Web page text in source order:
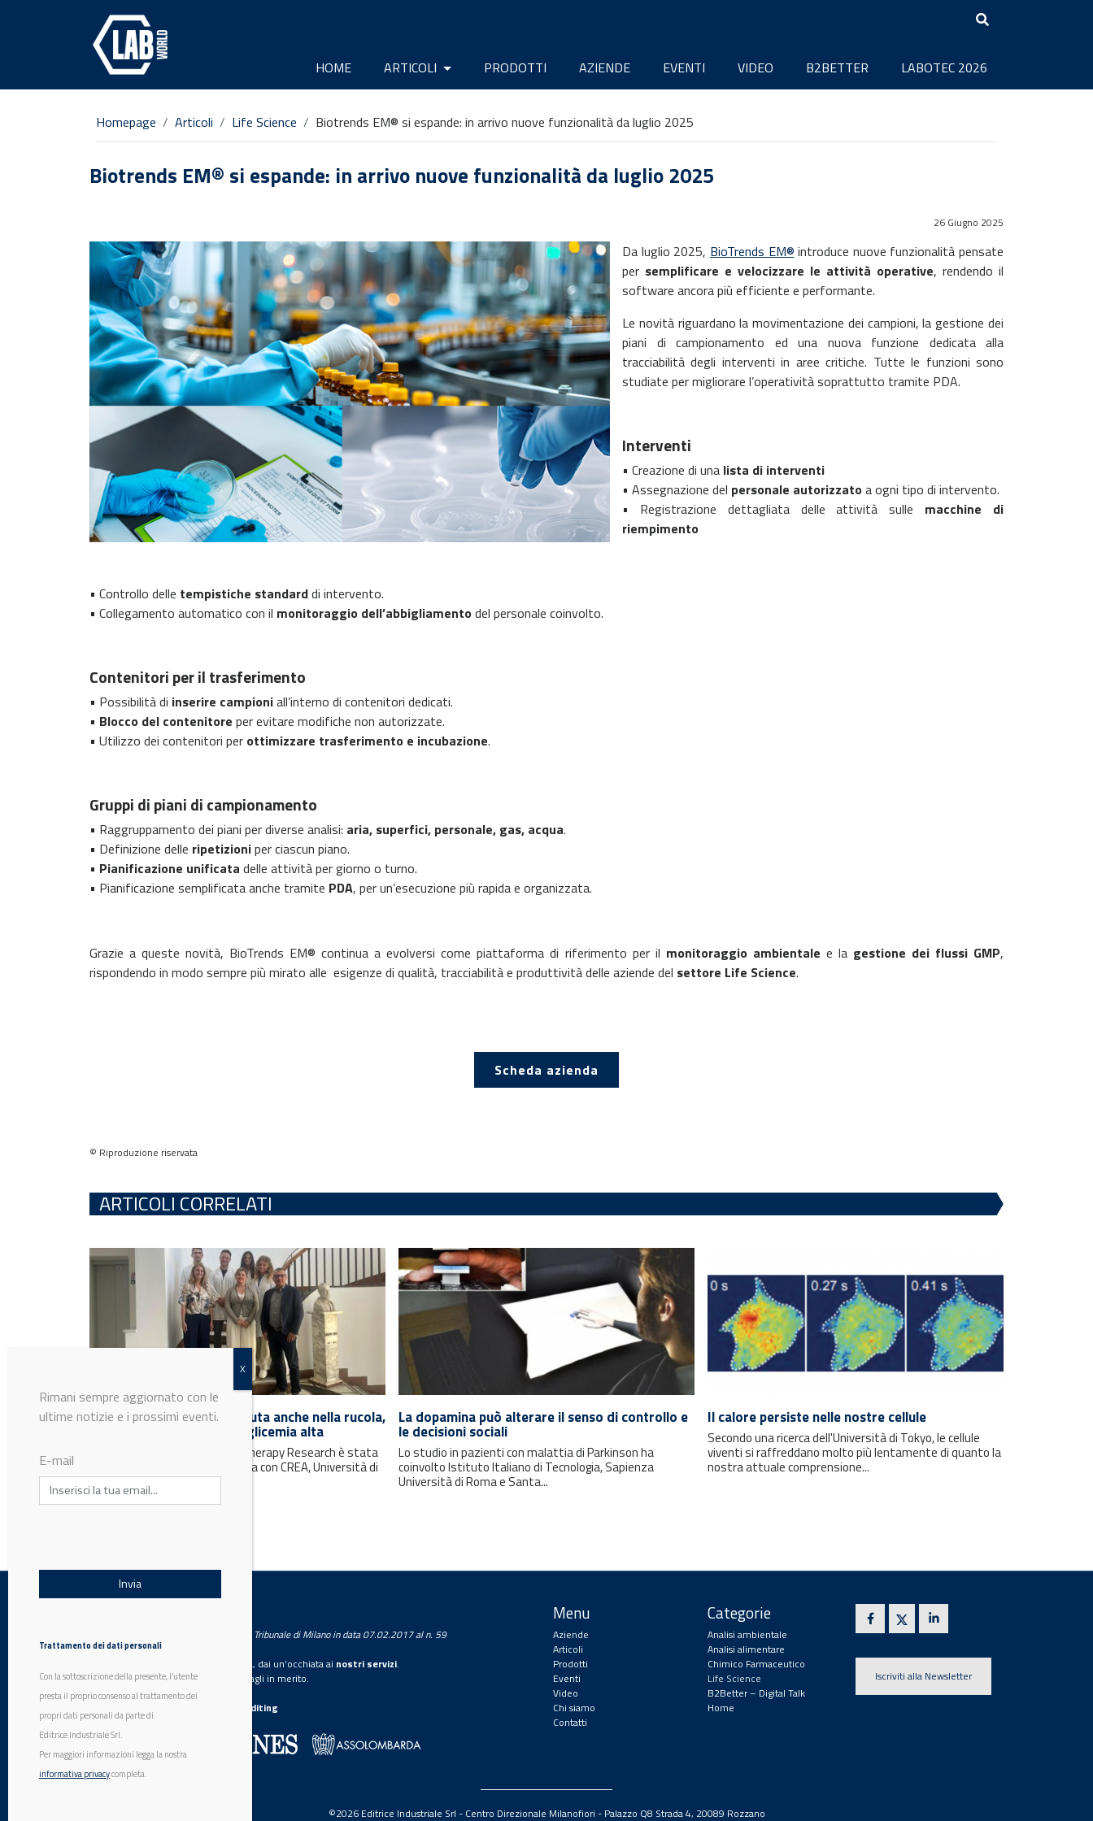
HOME ARTICOLI PRODOTTI AZIENDE EVENTI VIDEO B2BETTER LABOTEC 2026
Homepage Articoli Life Science Biotrends EM® si espande: in arrivo nuove funzionalità da luglio 2025
Biotrends EM® si espande: in arrivo nuove funzionalità da luglio 2025
26 Giugno 2025
Da luglio 2025, BioTrends EM® introduce nuove funzionalità pensate
per semplificare e velocizzare le attività operative, rendendo il
software ancora più efficiente e performante.
Le novità riguardano la movimentazione dei campioni, la gestione dei
piani di campionamento ed una nuova funzione dedicata alla
tracciabilità degli interventi in aree critiche. Tutte le funzioni sono
studiate per migliorare l’operatività soprattutto tramite PDA.
Interventi
• Creazione di una lista di interventi
• Assegnazione del personale autorizzatoa ogni tipo di intervento.
• Registrazione dettagliata delle attività sulle macchine di
riempimento
• Controllo delle tempistiche standarddi intervento.
• Collegamento automatico con il monitoraggio dell’abbigliamentodel personale coinvolto.
Contenitori per il trasferimento
• Possibilità di inserire campioniall’interno di contenitori dedicati.
• Blocco del contenitore per evitare modifiche non autorizzate.
• Utilizzo dei contenitori per ottimizzare trasferimento e incubazione.
Gruppi di piani di campionamento
• Raggruppamento dei piani per diverse analisi: aria, superfici, personale, gas, acqua.
• Definizione delle ripetizioniper ciascun piano.
• Pianificazione unificata delle attività per giorno o turno.
• Pianificazione semplificata anche tramite PDA, per un’esecuzione più rapida e organizzata.
Grazie a queste novità, BioTrends EM® continua a evolversi come piattaforma di riferimento per il monitoraggio ambientale e la gestione dei flussi GMP,
rispondendo in modo sempre più mirato alle esigenze di qualità, tracciabilità e produttività delle aziende del settore Life Science.
Scheda azienda
© Riproduzione riservata
ARTICOLI CORRELATI
Dalla glucoerucina, contenuta anche nella rucola,
un aiuto contro obesità e glicemia alta
La ricerca pubblicata su Phytotherapy Research è stata
coordinata dall’Università di Pisa con CREA, Università di
Firenze e Federico II...
La dopamina può alterare il senso di controllo e
le decisioni sociali
Lo studio in pazienti con malattia di Parkinson ha
coinvolto Istituto Italiano di Tecnologia, Sapienza
Università di Roma e Santa...
Il calore persiste nelle nostre cellule
Secondo una ricerca dell'Università di Tokyo, le cellule
viventi si raffreddano molto più lentamente di quanto la
nostra attuale comprensione...
Testata giornalistica registrata presso il Tribunale di Milano in data 07.02.2017 al n. 59
Se vuoi diventare nostro inserzionista, dai un’occhiata ai nostri servizi.
Scarica il mediakitper maggiori dettagli in merito.
CSST WebAuditing
Editrice Industriale è associata a:
Menu
Aziende
Articoli
Prodotti
Eventi
Video
Chi siamo
Contatti
Categorie
Analisi ambientale
Analisi alimentare
Chimico Farmaceutico
Life Science
B2Better – Digital Talk
Home
Iscriviti alla Newsletter
©2026 Editrice Industriale Srl - Centro Direzionale Milanofiori - Palazzo Q8 Strada 4, 20089 Rozzano
Rimani sempre aggiornato con le
ultime notizie e i prossimi eventi.
E-mail
Trattamento dei dati personali
Con la sottoscrizione della presente, l’utente
presta il proprio consenso al trattamento dei
propri dati personali da parte di
Editrice Industriale Srl.
Per maggiori informazioni legga la nostra
informativa privacycompleta.